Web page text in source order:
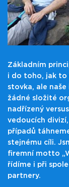
Základním
i do toho, jak to
stovka, ale
žádné složité
nadřízený
vedoucích
případů
stejnému cíli.
firemní motto
řídíme i při
partnery.